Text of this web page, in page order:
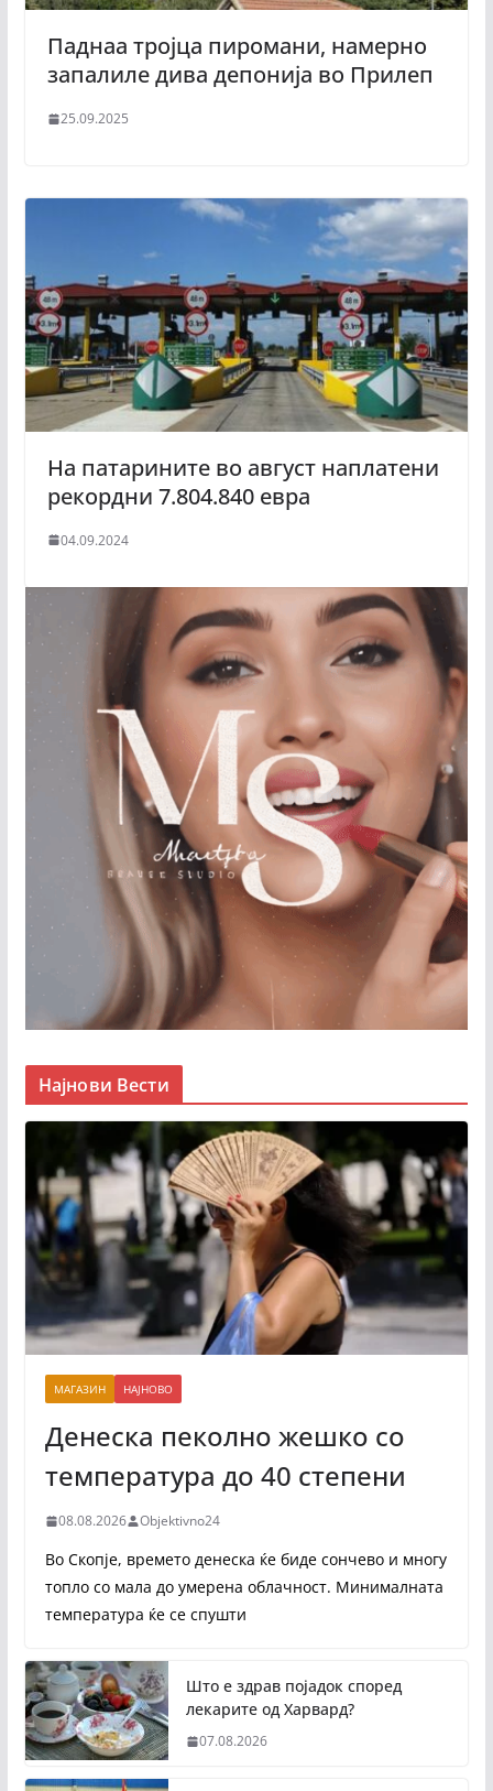
Паднаа тројца пиромани, намерно
запалиле дива депонија во Прилеп
25.09.2025
На патарините во август наплатени
рекордни 7.804.840 евра
04.09.2024
Најнови Вести
МАГАЗИН НАЈНОВО
Денеска пеколно жешко со
температура до 40 степени
08.08.2026 Objektivno24
Во Скопје, времето денеска ќе биде сончево и многу
топло со мала до умерена облачност. Минималната
температура ќе се спушти
Што е здрав појадок според
лекарите од Харвард?
07.08.2026